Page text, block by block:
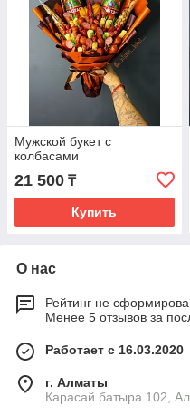
Мужской букет с
колбасами
21 500 ₸
Купить
О нас
Рейтинг не
Менее 5 отзывов за
Работает с 16.03.2020
г. Алматы
Карасай батыра 102,